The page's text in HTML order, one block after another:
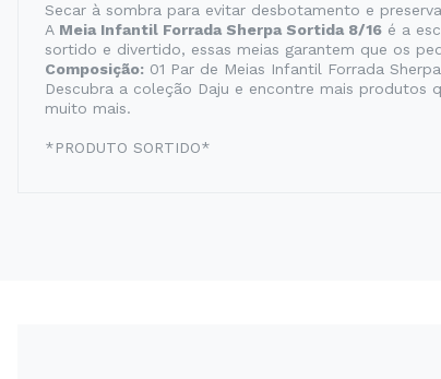
Secar à sombra para evitar desbotamento e
A Meia Infantil Forrada Sherpa Sortida 8/16 é a
sortido e divertido, essas meias garantem que os
Composição: 01 Par de Meias Infantil Forrada
Descubra a coleção Daju e encontre mais
muito mais.
*PRODUTO SORTIDO*